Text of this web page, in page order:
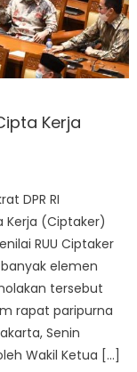
Kerja
DPR RI
Kerja (Ciptaker)
RUU Ciptaker
elemen
tersebut
rapat paripurna
Senin
Wakil Ketua […]